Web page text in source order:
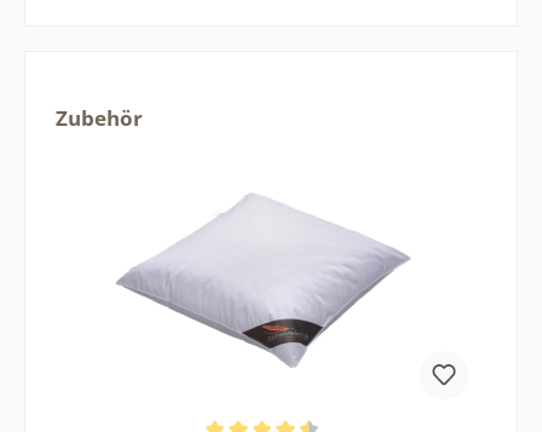
Produktgalerie überspringen
Zubehör